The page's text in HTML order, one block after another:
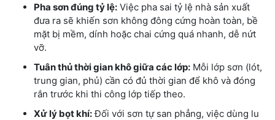
Pha sơn đúng tỷ lệ: Việc pha sai tỷ lệ nhà sản xuất
đưa ra sẽ khiến sơn không đông cứng hoàn toàn, bề
mặt bị mềm, dính hoặc chai cứng quá nhanh, dễ nứt
vỡ.
Tuân thủ thời gian khô giữa các lớp: Mỗi lớp sơn (lót,
trung gian, phủ) cần có đủ thời gian để khô và đóng
rắn trước khi thi công lớp tiếp theo.
Xử lý bọt khí:Đối với sơn tự san phẳng, việc dùng lu